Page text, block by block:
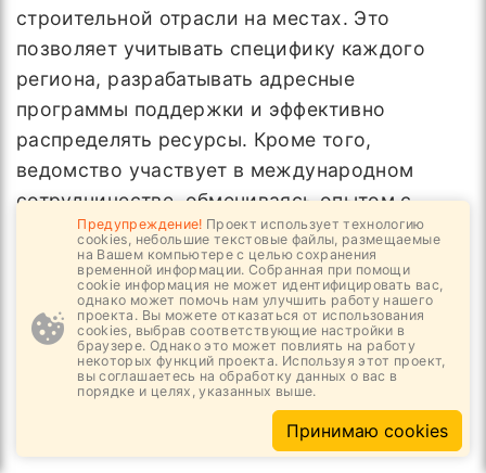
строительной отрасли на местах. Это
позволяет учитывать специфику каждого
региона, разрабатывать адресные
программы поддержки и эффективно
распределять ресурсы. Кроме того,
ведомство участвует в международном
сотрудничестве, обмениваясь опытом с
зарубежными партнерами, привлекая
инвестиции и продвигая российские
строительные технологии и материалы на
мировые рынки. Такое взаимодействие
способствует интеграции российской
строительной отрасли в глобальную
экономику и повышению ее
Предупреждение! Проект использует технологию
cookies, небольшие текстовые файлы, размещаемые
на Вашем компьютере с целью сохранения
временной информации. Собранная при помощи
cookie информация не может идентифицировать вас,
однако может помочь нам улучшить работу нашего
проекта. Вы можете отказаться от использования
cookies, выбрав соответствующие настройки в
браузере. Однако это может повлиять на работу
некоторых функций проекта. Используя этот проект,
вы соглашаетесь на обработку данных о вас в
порядке и целях, указанных выше.
Принимаю cookies